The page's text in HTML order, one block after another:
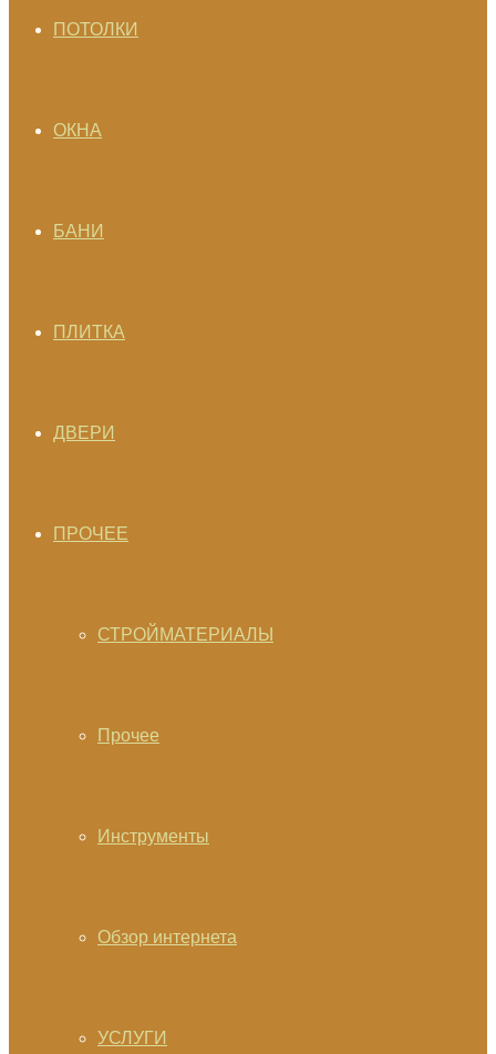
ПОТОЛКИ
ОКНА
БАНИ
ПЛИТКА
ДВЕРИ
ПРОЧЕЕ
СТРОЙМАТЕРИАЛЫ
Прочее
Инструменты
Обзор интернета
УСЛУГИ